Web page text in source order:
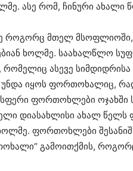
ასე რომ, ჩინური ახალი
როგორც მთელ
ხოლმე. საახალწლო
რომელიც ასევე
იყოს ფორთოხალიც,
ფორთოხლები
დიასახლისი ახალ
ფორთოხლები
გამოითქმის,